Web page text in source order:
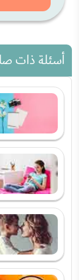
أسئلة ذات